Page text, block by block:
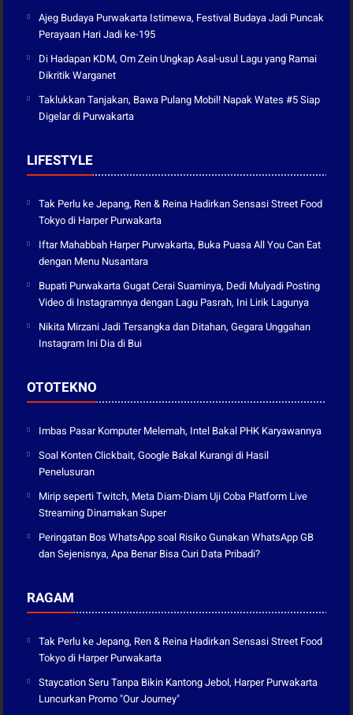
Ajeg Budaya Purwakarta Istimewa, Festival Budaya Jadi Puncak
Perayaan Hari Jadi ke-195
Di Hadapan KDM, Om Zein Ungkap Asal-usul Lagu yang Ramai
Dikritik Warganet
Taklukkan Tanjakan, Bawa Pulang Mobil! Napak Wates #5 Siap
Digelar di Purwakarta
LIFESTYLE
Tak Perlu ke Jepang, Ren & Reina Hadirkan Sensasi Street Food
Tokyo di Harper Purwakarta
Iftar Mahabbah Harper Purwakarta, Buka Puasa All You Can Eat
dengan Menu Nusantara
Bupati Purwakarta Gugat Cerai Suaminya, Dedi Mulyadi Posting
Video di Instagramnya dengan Lagu Pasrah, Ini Lirik Lagunya
Nikita Mirzani Jadi Tersangka dan Ditahan, Gegara Unggahan
Instagram Ini Dia di Bui
OTOTEKNO
Imbas Pasar Komputer Melemah, Intel Bakal PHK Karyawannya
Soal Konten Clickbait, Google Bakal Kurangi di Hasil
Penelusuran
Mirip seperti Twitch, Meta Diam-Diam Uji Coba Platform Live
Streaming Dinamakan Super
Peringatan Bos WhatsApp soal Risiko Gunakan WhatsApp GB
dan Sejenisnya, Apa Benar Bisa Curi Data Pribadi?
RAGAM
Tak Perlu ke Jepang, Ren & Reina Hadirkan Sensasi Street Food
Tokyo di Harper Purwakarta
Staycation Seru Tanpa Bikin Kantong Jebol, Harper Purwakarta
Luncurkan Promo "Our Journey"